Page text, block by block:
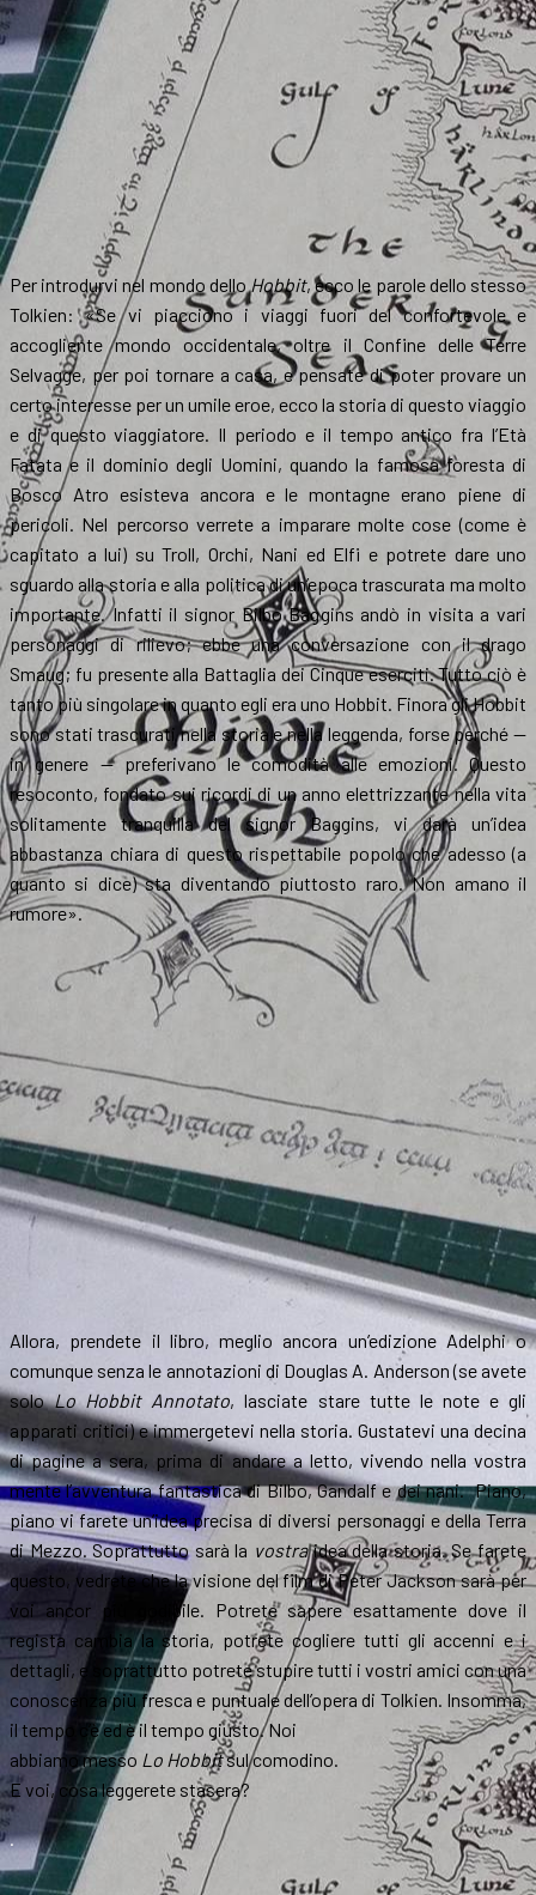
Per introdurvi nel mondo delloHobbit, ecco le parole dello stesso
Tolkien: «Se vi piacciono i viaggi fuori del confortevole e
accogliente mondo occidentale, oltre il Confine delle Terre
Selvagge, per poi tornare a casa, e pensate di poter provare un
certo interesse per un umile eroe, ecco la storia di questo viaggio
e di questo viaggiatore. Il periodo e il tempo antico fra l’Età
Fatata e il dominio degli Uomini, quando la famosa foresta di
Bosco Atro esisteva ancora e le montagne erano piene di
pericoli. Nel percorso verrete a imparare molte cose (come è
capitato a lui) su Troll, Orchi, Nani ed Elfi e potrete dare uno
sguardo alla storia e alla politica di un’epoca trascurata ma molto
importante. Infatti il signor Bilbo Baggins andò in visita a vari
personaggi di rilievo; ebbe una conversazione con il drago
Smaug; fu presente alla Battaglia dei Cinque eserciti. Tutto ciò è
tanto più singolare in quanto egli era uno Hobbit. Finora gli Hobbit
sono stati trascurati nella storia e nella leggenda, forse perché —
in genere — preferivano le comodità alle emozioni. Questo
resoconto, fondato sui ricordi di un anno elettrizzante nella vita
solitamente tranquilla del signor Baggins, vi darà un’idea
abbastanza chiara di questo rispettabile popolo che adesso (a
quanto si dice) sta diventando piuttosto raro. Non amano il
rumore».
Allora, prendete il libro, meglio ancora un’edizione Adelphi o
comunque senza le annotazioni di Douglas A. Anderson (se avete
soloLo Hobbit Annotato, lasciate stare tutte le note e gli
apparati critici) e immergetevi nella storia. Gustatevi una decina
di pagine a sera, prima di andare a letto, vivendo nella vostra
mente l’avventura fantastica di Bilbo, Gandalf e dei nani. Piano,
piano vi farete un’idea precisa di diversi personaggi e della Terra
di Mezzo. Soprattutto sarà la vostraidea della storia. Se farete
questo, vedrete che la visione del film di Peter Jackson sarà per
voi ancor più godibile. Potrete sapere esattamente dove il
regista cambia la storia, potrete cogliere tutti gli accenni e i
dettagli, e soprattutto potrete stupire tutti i vostri amici con una
conoscenza più fresca e puntuale dell’opera di Tolkien. Insomma,
il tempo c’è ed è il tempo giusto. Noi
abbiamo messo Lo Hobbitsul comodino.
E voi, cosa leggerete stasera?
.